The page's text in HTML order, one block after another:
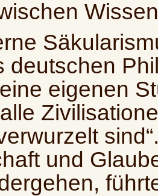
deutschen
eigenen
und